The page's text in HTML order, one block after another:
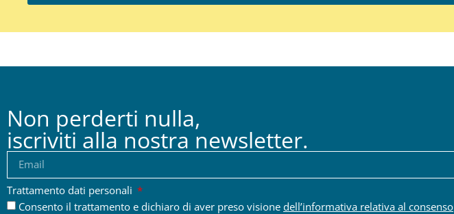
Non perderti nulla,
iscriviti alla nostra newsletter.
Trattamento dati personali
Consento il trattamento e dichiaro di aver preso visione dell’informativa relativa al consenso